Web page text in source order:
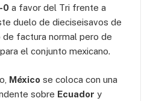
0 a favor del Tri frente a
duelo de dieciseisavos de
de factura normal pero de
el conjunto mexicano.
México se coloca con una
sobre Ecuador y